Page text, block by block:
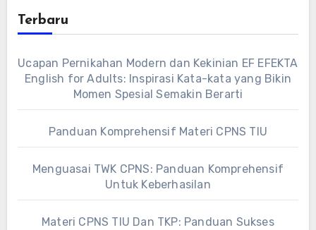
Terbaru
Ucapan Pernikahan Modern dan Kekinian EF EFEKTA
English for Adults: Inspirasi Kata-kata yang Bikin
Momen Spesial Semakin Berarti
Panduan Komprehensif Materi CPNS TIU
Menguasai TWK CPNS: Panduan Komprehensif
Untuk Keberhasilan
Materi CPNS TIU Dan TKP: Panduan Sukses